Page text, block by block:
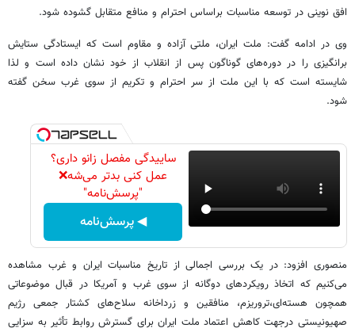
افق‌ نوینی در توسعه مناسبات براساس احترام و منافع متقابل گشوده شود.
وی در ادامه گفت: ملت ایران، ملتی آزاده و مقاوم است که ایستادگی ستایش
برانگیزی را در دوره‌های گوناگون پس از انقلاب از خود نشان داده است و لذا
شایسته است که با این ملت از سر احترام و تکریم از سوی غرب سخن گفته
شود.
ساییدگی مفصل زانو داری؟
عمل کنی بدتر می‌شه❌
"پرسش‌نامه"
◀ پرسش‌نامه
منصوری افزود: در یک بررسی اجمالی از تاریخ مناسبات ایران و غرب مشاهده
می‌کنیم که اتخاذ رویکرد‌های دوگانه از سوی غرب و آمریکا در قبال موضوعاتی
همچون هسته‌ای،تروریزم، منافقین و زرداخانه سلاح‌های کشتار جمعی رژیم
صهیونیستی درجهت کاهش اعتماد ملت ایران برای گسترش روابط تأثیر به سزایی